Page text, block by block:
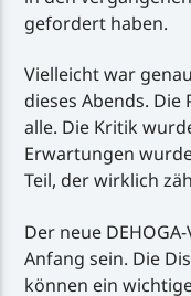
gefordert haben.
Vielleicht war
dieses Abends.
alle. Die Kritik
Erwartungen
Teil, der wirklich
Der neue
Anfang sein. Die
können ein